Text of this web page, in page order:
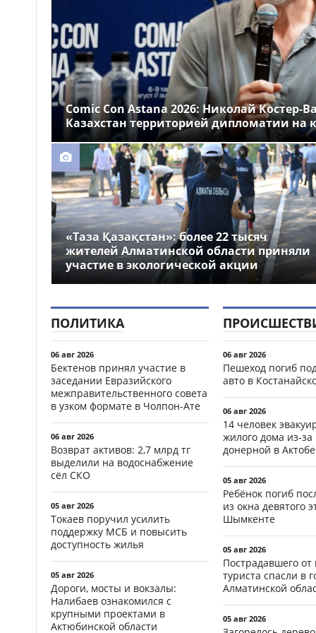
14:00
Более 1 млн тг: кому в
Казахстане предлагали
самые высокие зарплаты
12:55
Стало известно, на
какие специальности
выделили больше всего
грантов в Казахстане
Comic Con Astana 2026: Николай Костер-
Казахстан территорией дипломатии на
«Таза Қазақстан»: более 22 тысяч
жителей Алматинской области приняли
участие в экологической акции
ПОЛИТИКА
06 авг 2026
Бектенов принял участие в
заседании Евразийского
межправительственного совета
в узком формате в Чолпон-Ате
06 авг 2026
Возврат активов: 2,7 млрд тг
выделили на водоснабжение
сёл СКО
05 авг 2026
Токаев поручил усилить
поддержку МСБ и повысить
доступность жилья
05 авг 2026
Дороги, мосты и вокзалы:
Налибаев ознакомился с
крупными проектами в
Актюбинской области
06 авг 2026
Пешеход погиб
авто в
06 авг 2026
14 человек
жилого дома из-
донерной в Актобе
05 авг 2026
Ребёнок погиб
из окна девятого
Шымкенте
05 авг 2026
Пострадавшего от
туриста спасли в
Алматинской
05 авг 2026